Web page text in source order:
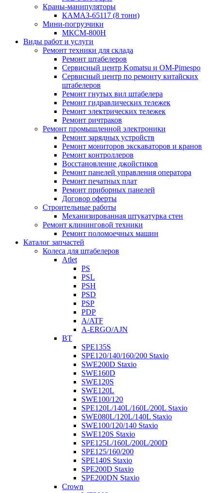
Краны-манипуляторы
КАМАЗ-65117 (8 тонн)
Мини-погрузчики
МКСМ-800H
Виды работ и услуги
Ремонт техники для склада
Ремонт штабелеров
Сервисный центр Komatsu и OM-Pimespo
Сервисный центр по ремонту китайских
штабелеров
Ремонт гнутых вил штабелера
Ремонт гидравлических тележек
Ремонт электрических тележек
Ремонт ричтраков
Ремонт промышленной электроники
Ремонт зарядных устройств
Ремонт мониторов экскаваторов и кранов
Ремонт контроллеров
Восстановление джойстиков
Ремонт панелей управления оператора
Ремонт печатных плат
Ремонт приборных панелей
Договор оферты
Строительные работы
Механизированная штукатурка стен
Ремонт клининговой техники
Ремонт поломоечных машин
Каталог запчастей
Колеса для штабелеров
Atlet
PS
PSL
PSH
PSD
PSP
PDP
A/ATF
A-ERGO/AJN
BT
SPE135S
SPE120/140/160/200 Staxio
SWE200D Staxio
SWE160D
SWE120S
SWE120L
SWE100/120
SPE120L/140L/160L/200L Staxio
SWE080L/120L/140L Staxio
SWE100/120/140 Staxio
SWE120S Staxio
SPE125L/160L/200L/200D
SPE125/160/200
SPE140S Staxio
SPE200D Staxio
SPE200DN Staxio
Crown